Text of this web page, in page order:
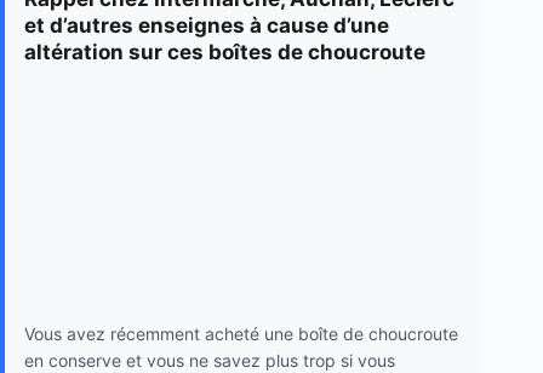
et d’autres enseignes à cause d’une
altération sur ces boîtes de choucroute
Vous avez récemment acheté une boîte de choucroute
en conserve et vous ne savez plus trop si vous